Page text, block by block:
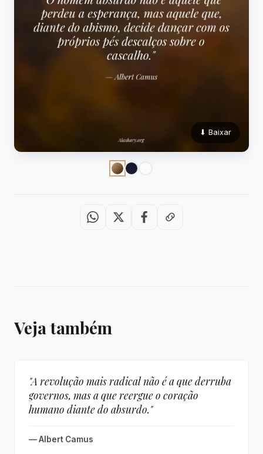
⬇ Baixar
Veja também
"A revolução mais radical não é a que derruba
governos, mas a que reergue o coração
humano diante do absurdo."
— Albert Camus